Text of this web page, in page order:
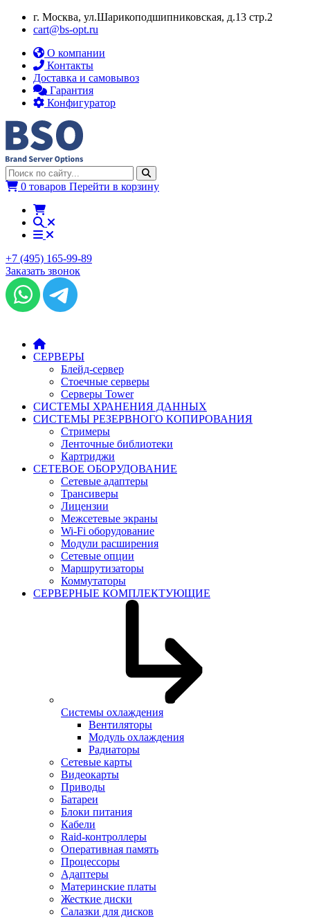
г. Москва, ул.​​Шарикоподшипниковская, д.13 стр.2
cart@bs-opt.ru
О компании
Контакты
Доставка и самовывоз
Гарантия
Конфигуратор
0 товаров Перейти в корзину
+7 (495) 165-99-89
Заказать звонок
СЕРВЕРЫ
Блейд-сервер
Стоечные серверы
Серверы Tower
СИСТЕМЫ ХРАНЕНИЯ ДАННЫХ
СИСТЕМЫ РЕЗЕРВНОГО КОПИРОВАНИЯ
Стримеры
Ленточные библиотеки
Картриджи
СЕТЕВОЕ ОБОРУДОВАНИЕ
Сетевые адаптеры
Трансиверы
Лицензии
Межсетевые экраны
Wi-Fi оборудование
Модули расширения
Сетевые опции
Маршрутизаторы
Коммутаторы
СЕРВЕРНЫЕ КОМПЛЕКТУЮЩИЕ
Системы охлаждения
Вентиляторы
Модуль охлаждения
Радиаторы
Сетевые карты
Видеокарты
Приводы
Батареи
Блоки питания
Кабели
Raid-контроллеры
Оперативная память
Процессоры
Адаптеры
Материнские платы
Жесткие диски
Салазки для дисков